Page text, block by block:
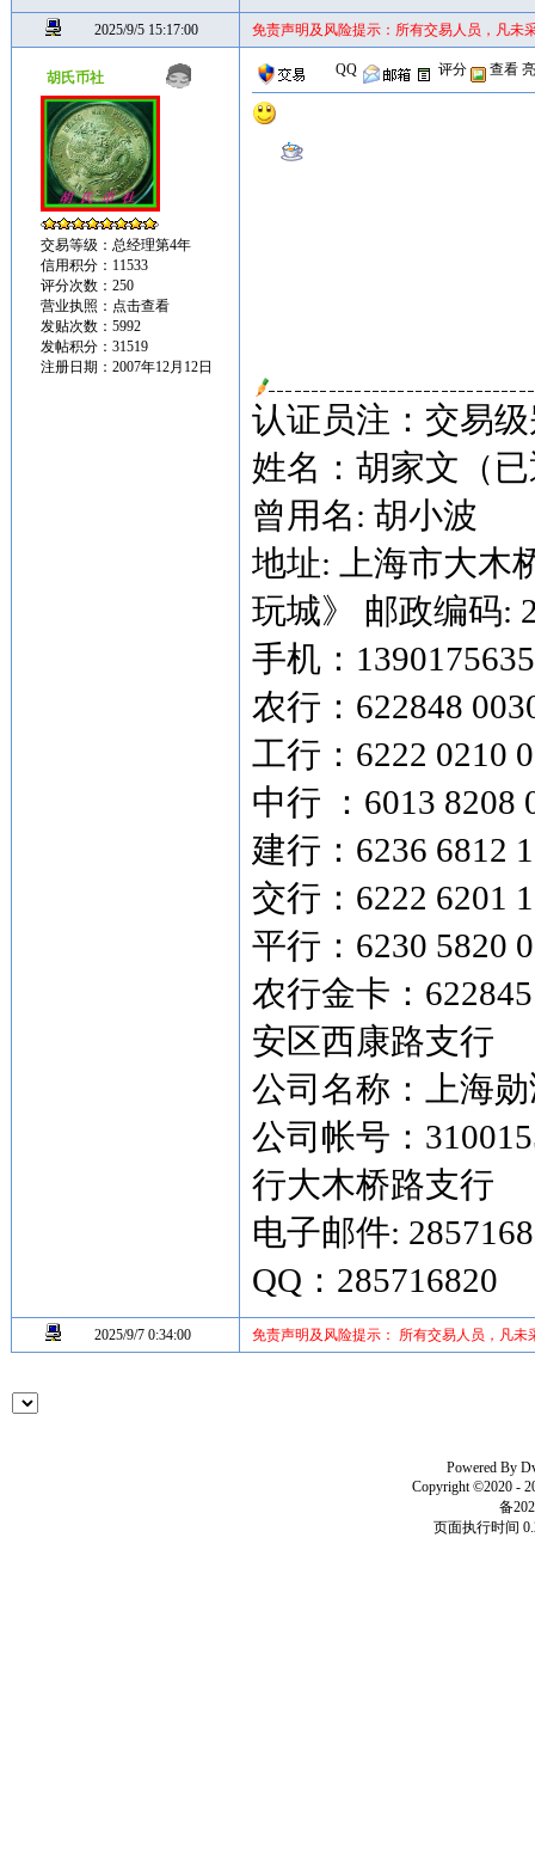
2025/9/5 15:17:00 免责声明及风险提示：所有交易人员，凡未
胡氏币社
交易等级：总经理第4年
信用积分：11533
评分次数：250
营业执照： 点击查看
发贴次数：5992
发帖积分：31519
注册日期：2007年12月12日
QQ 评分 查看
认证员注：交易
姓名：胡家文（
曾用名: 胡小波
地址: 上海市大木
玩城》 邮政编码:
手机：
农行：622848
工行：6222 0210
中行 ：6013 8208
建行：6236 6812
交行：6222 6201
平行：6230 5820
农行金卡：
安区西康路支行
公司名称：上海
公司帐号：
行大木桥路支行
电子邮件:
QQ：285716820
2025/9/7 0:34:00 免责声明及风险提示： 所有交易人员，凡
Powered By
Copyright ©2020 -
备
页面执行时间